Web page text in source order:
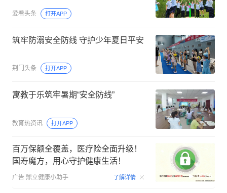
爱看头条 打开APP
筑牢防溺安全防线 守护少年夏日平安
荆门头条 打开APP
寓教于乐筑牢暑期“安全防线”
教育热资讯 打开APP
百万保额全覆盖，医疗险全面升级！
国寿魔方，用心守护健康生活！
广告 鼎立健康小助手 了解详情 00:06